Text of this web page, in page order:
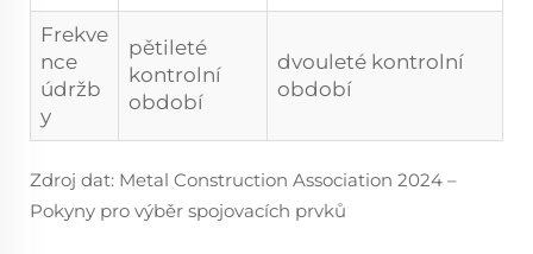
Frekve
nce
údržb
y
pětileté
kontrolní
období
dvouleté kontrolní
období
Zdroj dat: Metal Construction Association 2024 –
Pokyny pro výběr spojovacích prvků